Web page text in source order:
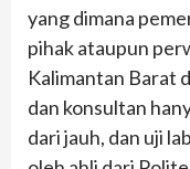
yang dimana
pihak ataupun
Kalimantan Barat
dan konsultan
dari jauh, dan uji